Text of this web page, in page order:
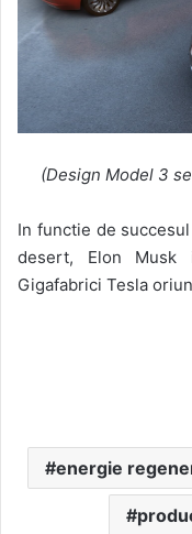
(Design Model 3
In functie de
desert, Elon Musk
Gigafabrici Tesla
energie